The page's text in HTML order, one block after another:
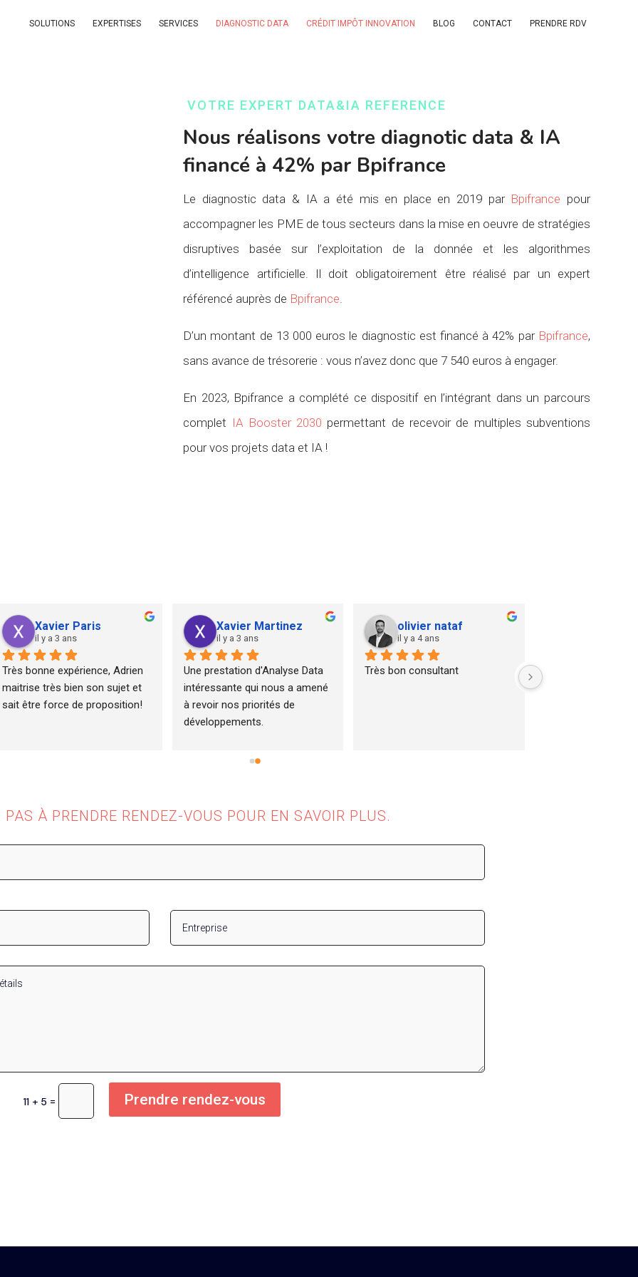
SOLUTIONS EXPERTISES SERVICES DIAGNOSTIC DATA CRÉDIT IMPÔT INNOVATION BLOG CONTACT PRENDRE RDV
VOTRE EXPERT DATA&IA REFERENCE
Nous réalisons votre diagnotic data & IA
financé à 42% par Bpifrance
Le diagnostic data & IA a été mis en place en 2019 par Bpifrance pour
accompagner les PME de tous secteurs dans la mise en oeuvre de stratégies
disruptives basée sur l’exploitation de la donnée et les algorithmes
d’intelligence artificielle. Il doit obligatoirement être réalisé par un expert
référencé auprès de Bpifrance
D’un montant de 13 000 euros le diagnostic est financé à 42% par Bpifrance,
sans avance de trésorerie : vous n’avez donc que 7 540 euros à engager.
En 2023, Bpifrance a complété ce dispositif en l’intégrant dans un parcours
complet IA Booster 2030 permettant de recevoir de multiples subventions
pour vos projets data et IA !
Xavier Paris
il y a 3 ans
Très bonne expérience, Adrien
maitrise très bien son sujet et
sait être force de proposition!
Xavier Martinez
il y a 3 ans
Une prestation d'Analyse Data
intéressante qui nous a amené
à revoir nos priorités de
développements.
olivier nataf
il y a 4 ans
Très bon consultant
À PRENDRE RENDEZ-VOUS POUR EN SAVOIR PLUS.
11 + 5 = Prendre rendez-vous